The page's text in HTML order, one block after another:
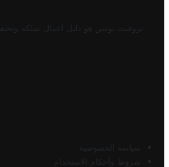
تروفيت تونس هو دليل أعمال تملكه
سياسة الخصوصية
شروط وأحكام الاستخدام